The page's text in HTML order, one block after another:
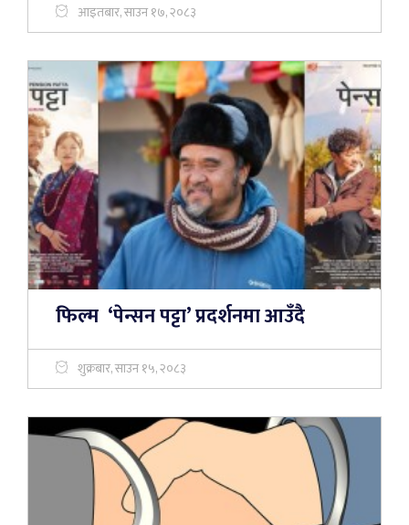
आइतबार, साउन १७, २०८३
फिल्म ‘पेन्सन पट्टा’ प्रदर्शनमा आउँदै
शुक्रबार, साउन १५, २०८३